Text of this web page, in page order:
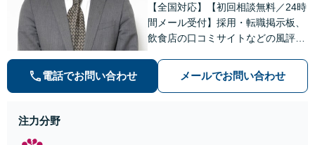
【全国対応】【初回相談無料／24時
間メール受付】採用・転職掲示板、
飲食店の口コミサイトなどの風評被
の種類を問わず相談可。可能な限り
早期対応で駆けつけサポート【労
電話でお問い合わせ メールでお問い合わせ
注力分野